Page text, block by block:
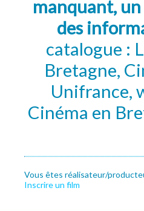
manquant,
des
catalogue :
Bretagne,
Unifrance,
Cinéma en
Vous êtes réalisateur/
Inscrire un film